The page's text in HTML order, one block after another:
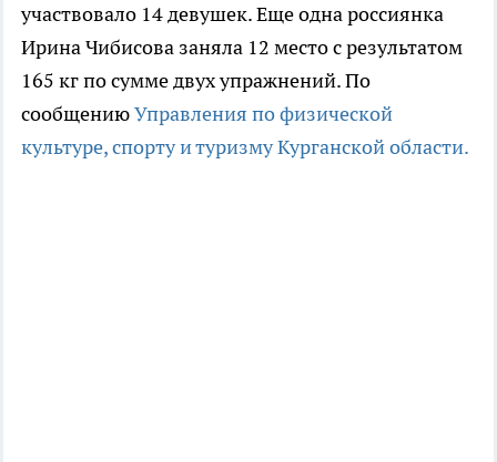
участвовало 14 девушек. Еще одна россиянка
Ирина Чибисова заняла 12 место с результатом
165 кг по сумме двух упражнений. По
сообщениюУправления по физической
культуре, спорту и туризму Курганской области.